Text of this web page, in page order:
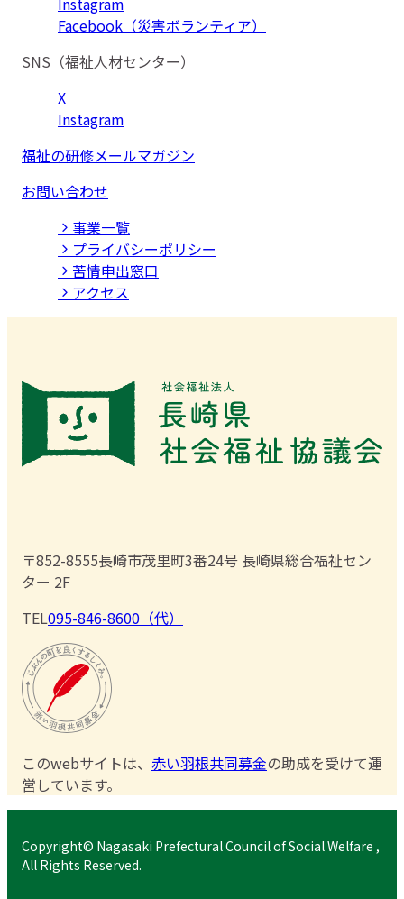
Facebook（災害ボランティア）
SNS（福祉人材センター）
X
Instagram
福祉の研修メールマガジン
お問い合わせ
事業⼀覧
プライバシーポリシー
苦情申出窓口
アクセス
〒852-8555長崎市茂里町3番24号 長崎県総合福祉セン
ター 2F
TEL095-846-8600（代）
このwebサイトは、 赤い羽根共同募金の助成を受けて運
営しています。
Copyright© Nagasaki Prefectural Council of Social Welfare ,
All Rights Reserved.